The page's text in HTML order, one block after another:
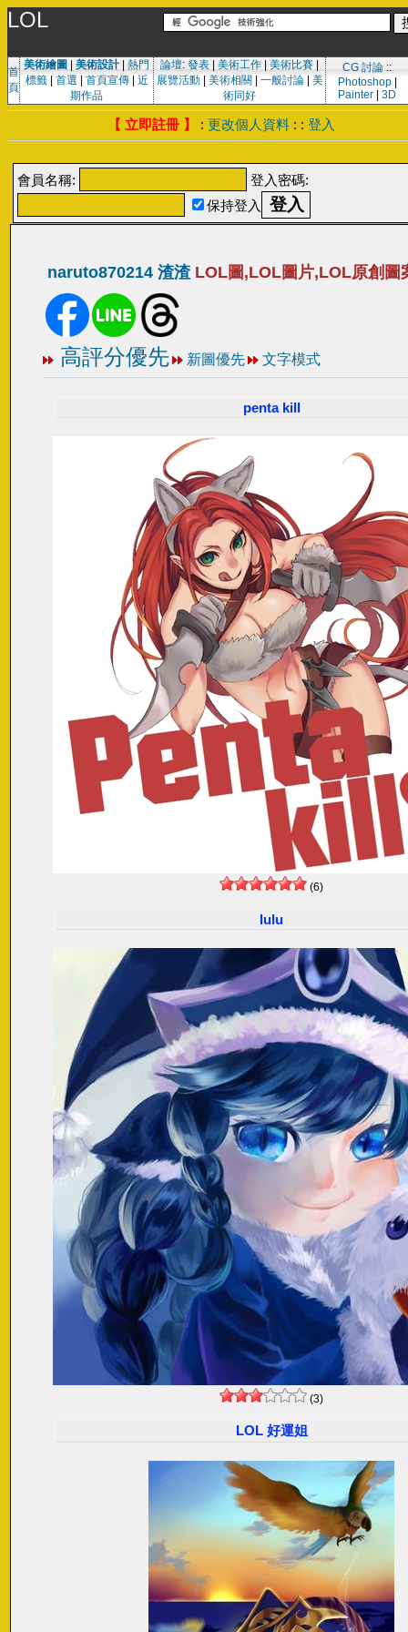
LOL
首
頁
美術繪圖 美術設計| 熱門
標籤| 首選 首頁宣傳| 近
期作品
論壇: 發表 美術工作 美術比賽
展覽活動| 美術相關 一般討論| 美
術同好
CG 討論 ::
Photoshop|
Painter
3D
【 立即註冊 】 : 更改個人資料 : : 登入
會員名稱:
登入密碼:
保持登入
naruto870214 渣渣 LOL圖,LOL圖片,LOL原創圖
高評分優先 新圖優先 文字模式
penta kill
(6)
lulu
(3)
LOL 好運姐